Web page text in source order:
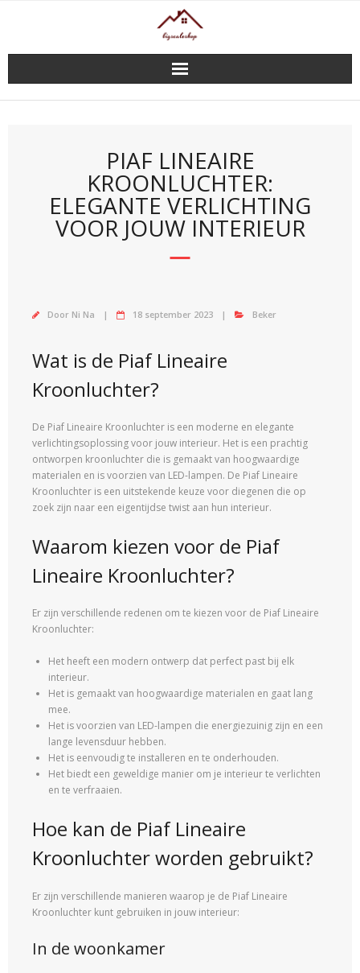
PIAF LINEAIRE
KROONLUCHTER:
ELEGANTE VERLICHTING
VOOR JOUW INTERIEUR
Door Ni Na 18 september 2023 Beker
Wat is de Piaf Lineaire
Kroonluchter?
De Piaf Lineaire Kroonluchter is een moderne en elegante
verlichtingsoplossing voor jouw interieur. Het is een prachtig
ontworpen kroonluchter die is gemaakt van hoogwaardige
materialen en is voorzien van LED-lampen. De Piaf Lineaire
Kroonluchter is een uitstekende keuze voor diegenen die op
zoek zijn naar een eigentijdse twist aan hun interieur.
Waarom kiezen voor de Piaf
Lineaire Kroonluchter?
Er zijn verschillende redenen om te kiezen voor de Piaf Lineaire
Kroonluchter:
Het heeft een modern ontwerp dat perfect past bij elk
interieur.
Het is gemaakt van hoogwaardige materialen en gaat lang
mee.
Het is voorzien van LED-lampen die energiezuinig zijn en een
lange levensduur hebben.
Het is eenvoudig te installeren en te onderhouden.
Het biedt een geweldige manier om je interieur te verlichten
en te verfraaien.
Hoe kan de Piaf Lineaire
Kroonluchter worden gebruikt?
Er zijn verschillende manieren waarop je de Piaf Lineaire
Kroonluchter kunt gebruiken in jouw interieur:
In de woonkamer